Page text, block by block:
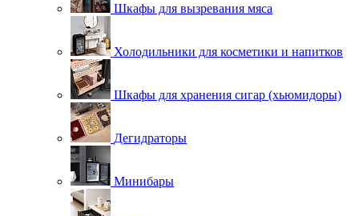
Шкафы для вызревания мяса
Холодильники для косметики и напитков
Шкафы для хранения сигар (хьюмидоры)
Дегидраторы
Минибары